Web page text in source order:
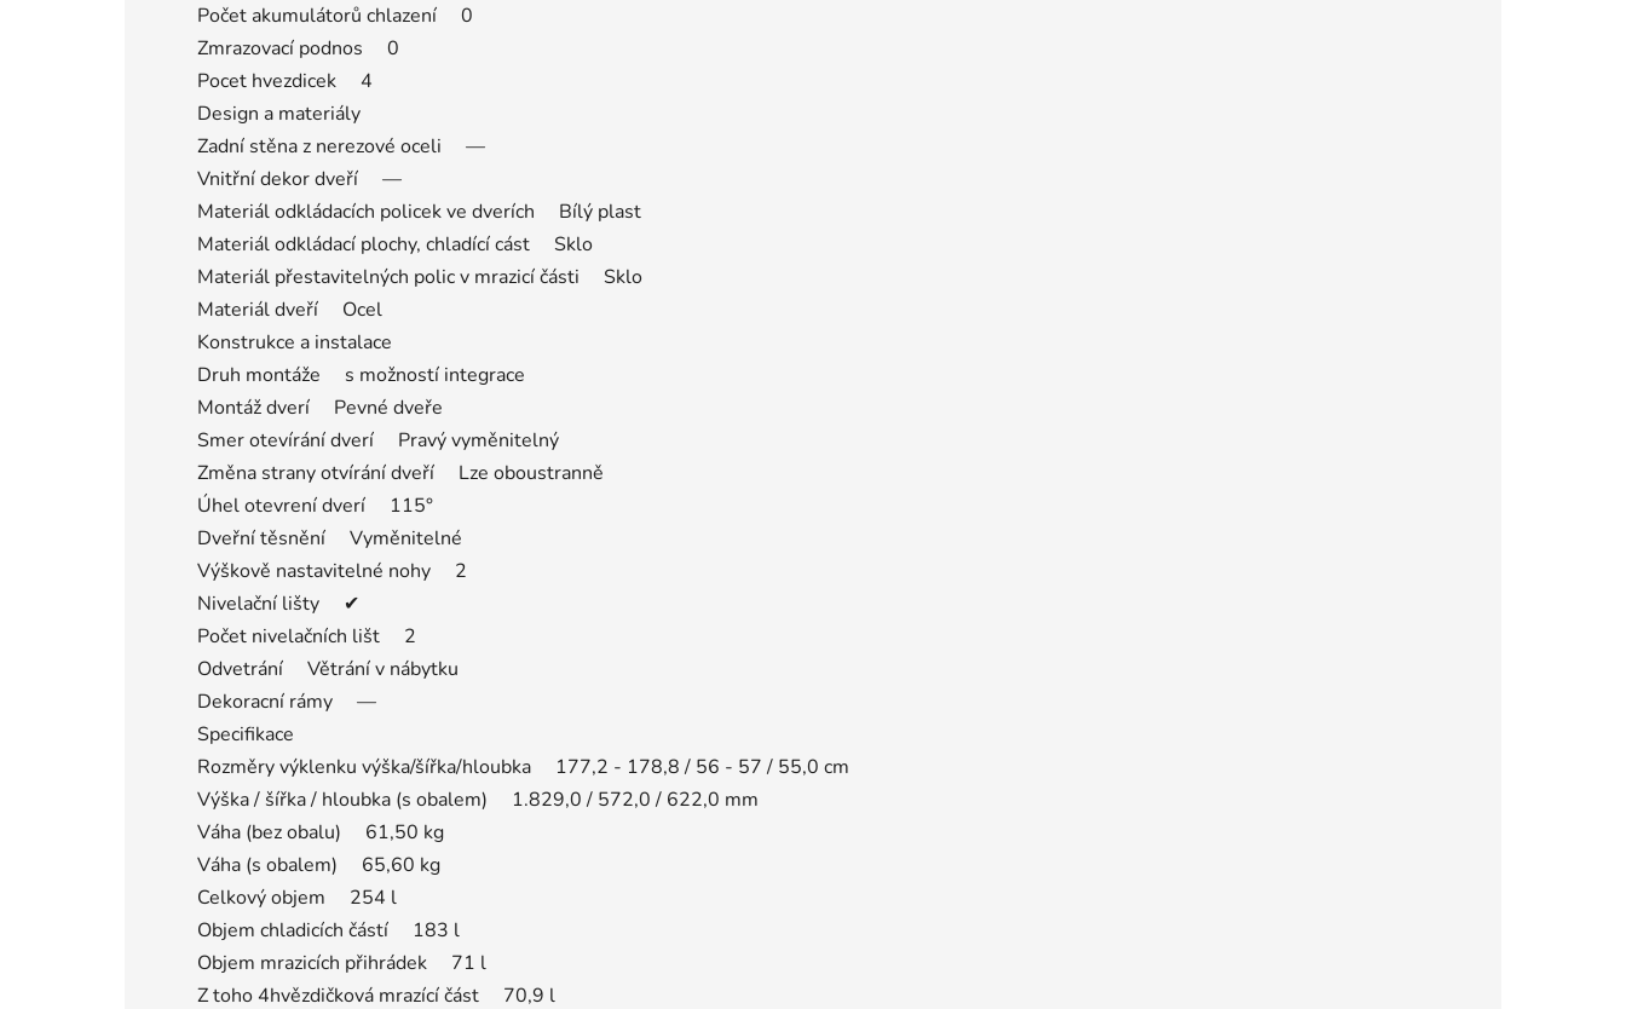
Počet akumulátorů chlazení 0
Zmrazovací podnos 0
Pocet hvezdicek 4
Design a materiály
Zadní stěna z nerezové oceli —
Vnitřní dekor dveří —
Materiál odkládacích policek ve dverích Bílý plast
Materiál odkládací plochy, chladící cást Sklo
Materiál přestavitelných polic v mrazicí části Sklo
Materiál dveří Ocel
Konstrukce a instalace
Druh montáže s možností integrace
Montáž dverí Pevné dveře
Smer otevírání dverí Pravý vyměnitelný
Změna strany otvírání dveří Lze oboustranně
Úhel otevrení dverí 115°
Dveřní těsnění Vyměnitelné
Výškově nastavitelné nohy 2
Nivelační lišty ✔
Počet nivelačních lišt 2
Odvetrání Větrání v nábytku
Dekoracní rámy —
Specifikace
Rozměry výklenku výška/šířka/hloubka 177,2 - 178,8 / 56 - 57 / 55,0 cm
Výška / šířka / hloubka (s obalem) 1.829,0 / 572,0 / 622,0 mm
Váha (bez obalu) 61,50 kg
Váha (s obalem) 65,60 kg
Celkový objem 254 l
Objem chladicích částí 183 l
Objem mrazicích přihrádek 71 l
Z toho 4hvězdičková mrazící část 70,9 l